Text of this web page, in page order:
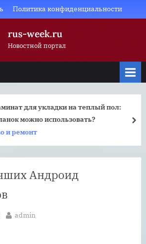
Политика конфиденциальности
rus-week.ru
Новостной портал
для укладки на теплый пол:
можно использовать?
и ремонт
Андроид
By
admin